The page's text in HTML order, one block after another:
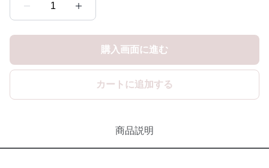
1
購入画面に進む
カートに追加する
商品説明